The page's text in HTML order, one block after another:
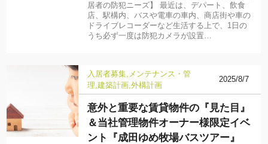
居者の防犯ニーズ】 最近は、デパート、飲食
店、駅構内、バスや電車の車内、商店街や車の
ドライブレコーダーなど生活する上で、1日の
うち必ず一度は防犯カメラが設置…
入居者募集 メンテナンス・管
理 建築計画 外構計画
2025/8/7
意外と重要な賃貸物件の『見た目』
＆当社管理物件オーナー様限定イベ
ント『成田ゆめ牧場バスツアー』